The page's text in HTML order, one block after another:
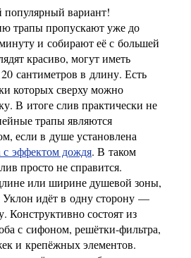
вариант!
трапы пропускают уже до
и собирают её с большей
красиво, могут иметь
сантиметров в длину. Есть
которых сверху можно
В итоге слив практически не
трапы являются
если в душе установлена
с эффектом дождя. В таком
просто не справится.
или ширине душевой зоны,
идёт в одну сторону —
Конструктивно состоят из
с сифоном, решётки-фильтра,
и крепёжных элементов.